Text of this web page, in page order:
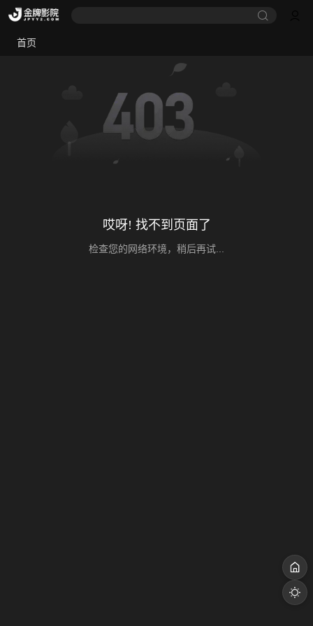
首页
哎呀! 找不到页面了
检查您的网络环境，稍后再试...